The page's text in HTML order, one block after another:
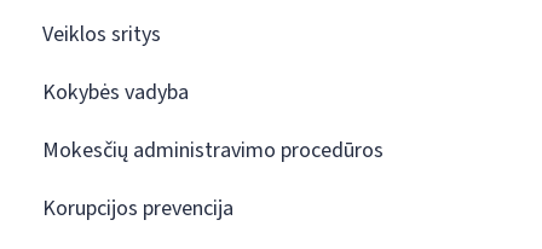
Veiklos sritys
Kokybės vadyba
Mokesčių administravimo procedūros
Korupcijos prevencija